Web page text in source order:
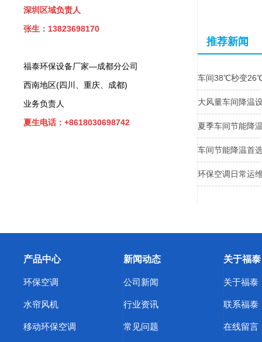
推荐新闻
车间38℃秒变
大风量车间降温
夏季车间节能降
车间节能降温首
环保空调日常运
深圳区域负责人
张生：13823698170
福泰环保设备厂家—成都分公司
西南地区(四川、重庆、成都)
业务负责人
夏生电话：+8618030698742
产品中心
环保空调
水帘风机
移动环保空调
新闻动态
公司新闻
行业资讯
常见问题
关于福泰
关于福泰
联系福泰
在线留言